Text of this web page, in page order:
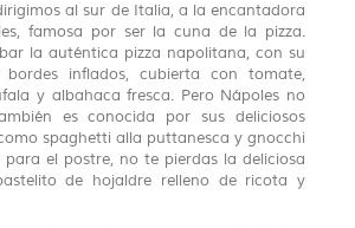
al sur de Italia, a la encantadora
famosa por ser la cuna de la pizza.
la auténtica pizza napolitana, con su
inflados, cubierta con tomate,
y albahaca fresca. Pero Nápoles no
es conocida por sus deliciosos
spaghetti alla puttanesca y gnocchi
el postre, no te pierdas la deliciosa
de hojaldre relleno de ricota y